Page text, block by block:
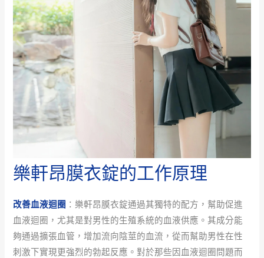
樂軒昂膜衣錠的工作原理
改善血液迴圈 ：樂軒昂膜衣錠通過其獨特的配方，幫助促進
血液迴圈，尤其是對男性的生殖系統的血液供應。其成分能
夠通過擴張血管，增加流向陰莖的血流，從而幫助男性在性
刺激下實現更強烈的勃起反應。對於那些因血液迴圈問題而